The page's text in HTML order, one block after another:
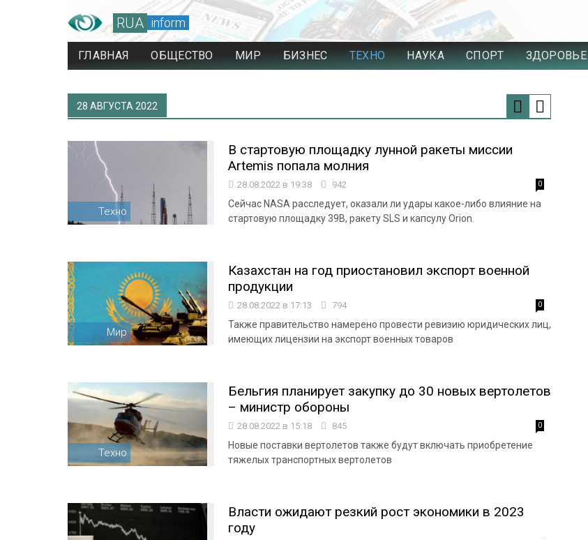
RUA inform
ГЛАВНАЯ ОБЩЕСТВО МИР БИЗНЕС ТЕХНО НАУКА СПОРТ ЗДОРОВЬЕ
28 АВГУСТА 2022
Техно
В стартовую площадку лунной ракеты миссии
Artemis попала молния
28.08.2022 в 19:38 942 0
Сейчас NASA расследует, оказали ли удары какое-либо влияние на
стартовую площадку 39B, ракету SLS и капсулу Orion.
Мир
Казахстан на год приостановил экспорт военной
продукции
28.08.2022 в 17:13 794 0
Также правительство намерено провести ревизию юридических лиц,
имеющих лицензии на экспорт военных товаров
Техно
Бельгия планирует закупку до 30 новых вертолетов
– министр обороны
28.08.2022 в 15:18 845 0
Новые поставки вертолетов также будут включать приобретение
тяжелых транспортных вертолетов
Власти ожидают резкий рост экономики в 2023
году